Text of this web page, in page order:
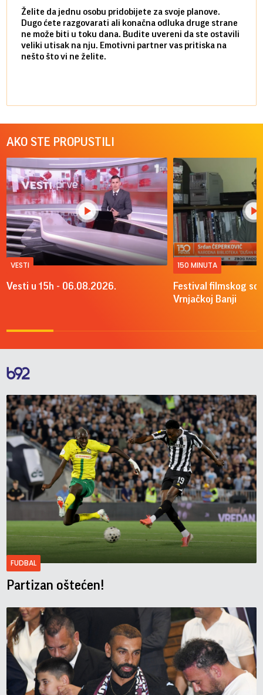
Želite da jednu osobu pridobijete za svoje planove.
Dugo ćete razgovarati ali konačna odluka druge strane
ne može biti u toku dana. Budite uvereni da ste ostavili
veliki utisak na nju. Emotivni partner vas pritiska na
nešto što vi ne želite.
AKO STE PROPUSTILI
VESTI
Vesti u 15h - 06.08.2026.
150 MINUTA
Festival filmskog
Vrnjačkoj Banji
FUDBAL
Partizan oštećen!